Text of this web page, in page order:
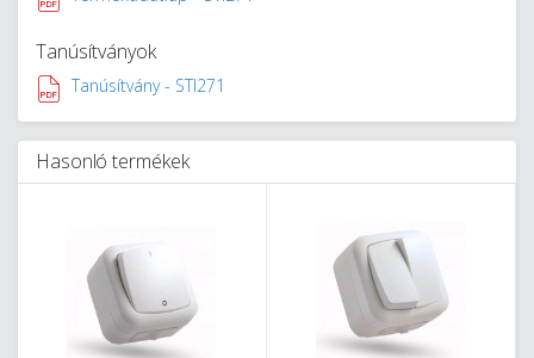
Tanúsítványok
Tanúsítvány - STI271
Hasonló termékek